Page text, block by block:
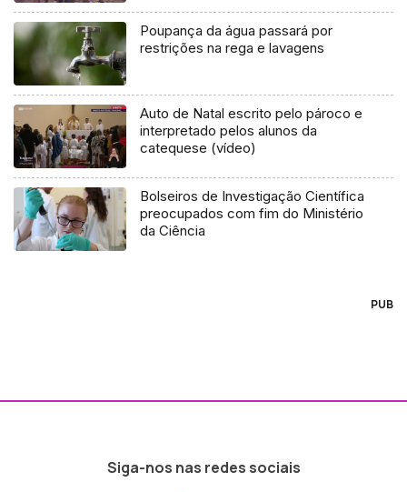
Poupança da água passará por
restrições na rega e lavagens
Auto de Natal escrito pelo pároco e
interpretado pelos alunos da
catequese (vídeo)
Bolseiros de Investigação Científica
preocupados com fim do Ministério
da Ciência
PUB
Siga-nos nas redes sociais